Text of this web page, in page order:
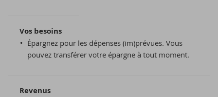
Vos besoins
Épargnez pour les dépenses (im)prévues. Vous
pouvez transférer votre épargne à tout moment.
Revenus